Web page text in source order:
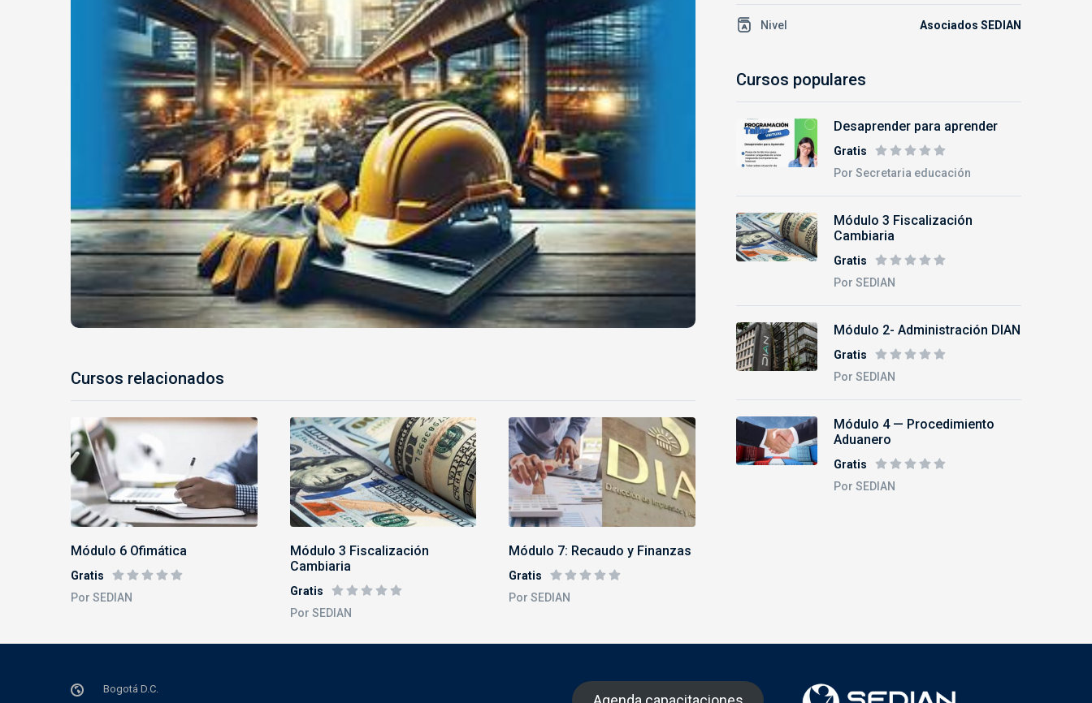
Cursos relacionados
Módulo 6 Ofimática
Gratis
Por SEDIAN
Módulo 3 Fiscalización
Cambiaria
Gratis
Por SEDIAN
Módulo 7: Recaudo y Finanzas
Gratis
Por SEDIAN
Nivel Asociados SEDIAN
Cursos populares
Desaprender para aprender
Gratis
Por Secretaria educación
Módulo 3 Fiscalización
Cambiaria
Gratis
Por SEDIAN
Módulo 2- Administración DIAN
Gratis
Por SEDIAN
Módulo 4 — Procedimiento
Aduanero
Gratis
Por SEDIAN
Bogotá D.C.